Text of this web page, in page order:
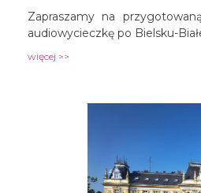
Zapraszamy na
audiowycieczkę po Bielsku-
więcej >>